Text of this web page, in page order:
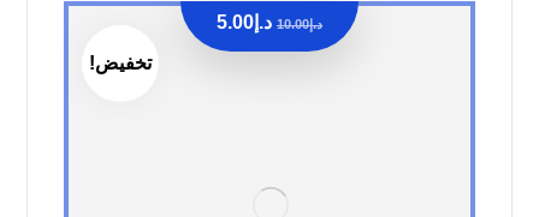
تخفيض!
د.إ10.00 د.إ 5.00